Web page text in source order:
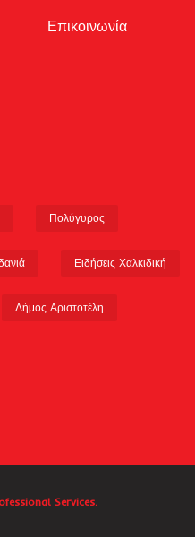
Επικοινωνία
Πολύγυρος
Ειδήσεις Χαλκιδική
Δήμος Αριστοτέλη
Services.